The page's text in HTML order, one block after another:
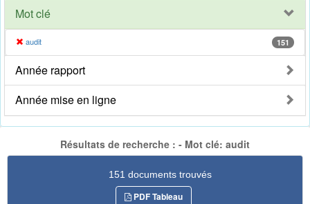
Mot clé
audit 151
Année rapport
Année mise en ligne
Résultats de recherche : - Mot clé: audit
151 documents trouvés
PDF Tableau